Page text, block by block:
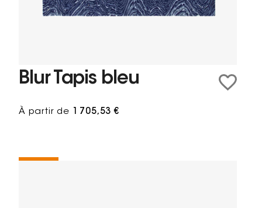
Blur Tapis bleu
À partir de 1 705,53 €